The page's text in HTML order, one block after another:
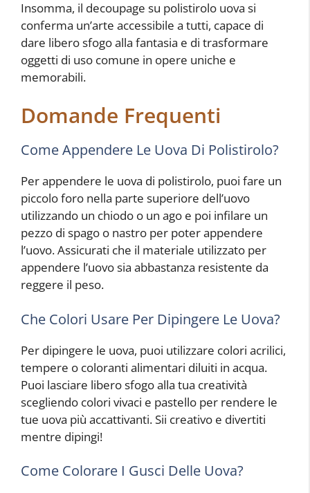
Insomma, il decoupage su polistirolo uova si
conferma un’arte accessibile a tutti, capace di
dare libero sfogo alla fantasia e di trasformare
oggetti di uso comune in opere uniche e
memorabili.
Domande Frequenti
Come Appendere Le Uova Di Polistirolo?
Per appendere le uova di polistirolo, puoi fare un
piccolo foro nella parte superiore dell’uovo
utilizzando un chiodo o un ago e poi infilare un
pezzo di spago o nastro per poter appendere
l’uovo. Assicurati che il materiale utilizzato per
appendere l’uovo sia abbastanza resistente da
reggere il peso.
Che Colori Usare Per Dipingere Le Uova?
Per dipingere le uova, puoi utilizzare colori acrilici,
tempere o coloranti alimentari diluiti in acqua.
Puoi lasciare libero sfogo alla tua creatività
scegliendo colori vivaci e pastello per rendere le
tue uova più accattivanti. Sii creativo e divertiti
mentre dipingi!
Come Colorare I Gusci Delle Uova?